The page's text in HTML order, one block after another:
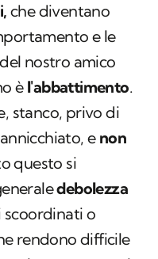
che diventano
e le
nostro amico
è l'abbattimento.
stanco, privo di
e non
questo si
debolezza
scoordinati o
rendono difficile